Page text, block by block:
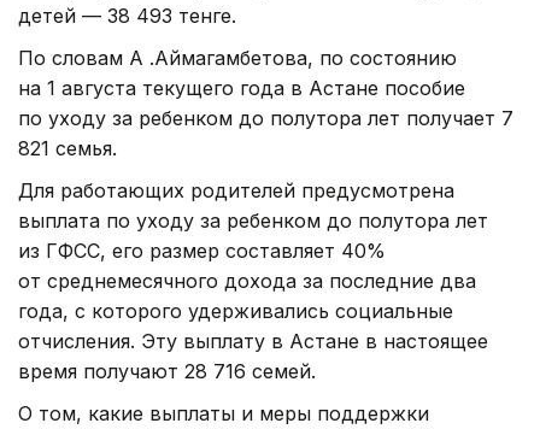
детей — 38 493 тенге.
По словам А .Аймагамбетова, по состоянию
на 1 августа текущего года в Астане пособие
по уходу за ребенком до полутора лет получает 7
821 семья.
Для работающих родителей предусмотрена
выплата по уходу за ребенком до полутора лет
из ГФСС, его размер составляет 40%
от среднемесячного дохода за последние два
года, с которого удерживались социальные
отчисления. Эту выплату в Астане в настоящее
время получают 28 716 семей.
О том, какие выплаты и меры поддержки